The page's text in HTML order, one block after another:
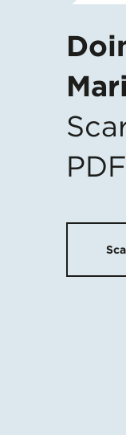
PDF